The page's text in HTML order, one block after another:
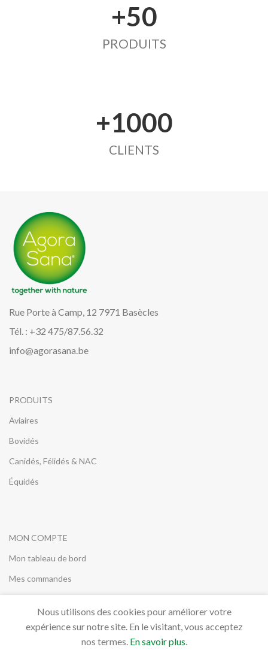
+50
PRODUITS
+1000
CLIENTS
Rue Porte à Camp, 12 7971 Basècles
Tél. : +32 475/87.56.32
info@agorasana.be
PRODUITS
Aviaires
Bovidés
Canidés, Félidés & NAC
Équidés
MON COMPTE
Mon tableau de bord
Mes commandes
QUESTION
Nous utilisons des cookies pour améliorer votre
expérience sur notre site. En le visitant, vous acceptez
nos termes. En savoir plus.